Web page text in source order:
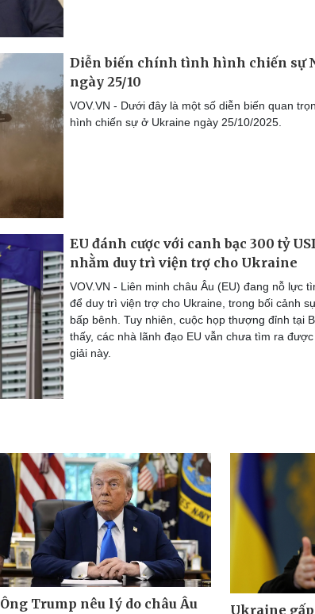
Diễn biến chính tình hình chiến sự
ngày 25/10
VOV.VN - Dưới đây là một số diễn biến quan
hình chiến sự ở Ukraine ngày 25/10/2025.
EU đánh cược với canh bạc 300 tỷ
nhằm duy trì viện trợ cho Ukraine
VOV.VN - Liên minh châu Âu (EU) đang nỗ lực
để duy trì viện trợ cho Ukraine, trong bối cảnh
bấp bênh. Tuy nhiên, cuộc họp thượng đỉnh tại
thấy, các nhà lãnh đạo EU vẫn chưa tìm ra
giải này.
Ông Trump nêu lý do châu Âu Ukraine